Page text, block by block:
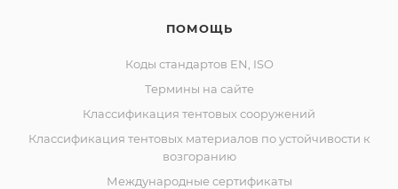
ПОМОЩЬ
Коды стандартов EN, ISO
Термины на сайте
Классификация тентовых сооружений
Классификация тентовых материалов по устойчивости к
возгоранию
Международные сертификаты